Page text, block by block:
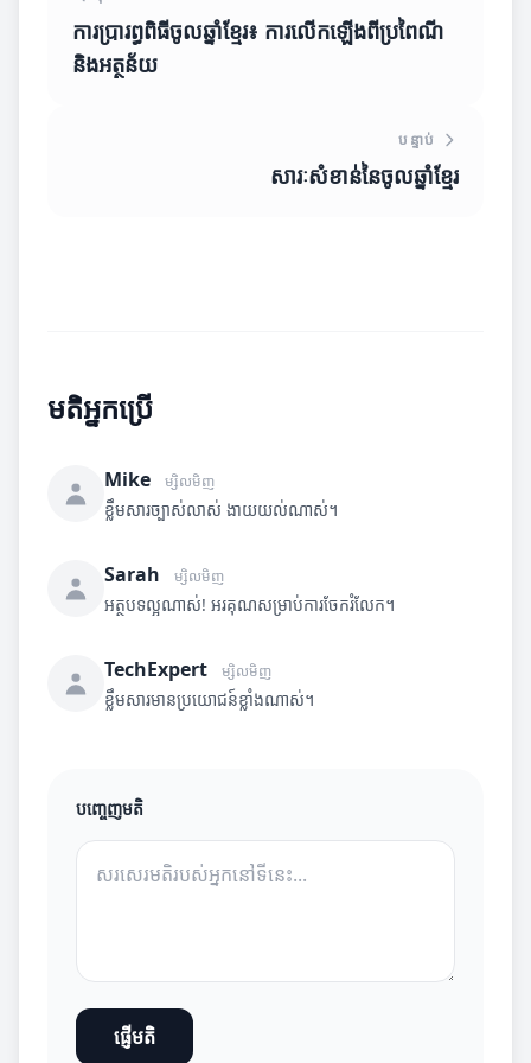
ការប្រារព្ធពិធីចូលឆ្នាំខ្មែរ៖ ការលើកឡើងពីប្រពៃណី
និងអត្ថន័យ
បន្ទាប់
សារៈសំខាន់នៃចូលឆ្នាំខ្មែរ
មតិអ្នកប្រើ
Mike ម្សិលមិញ
ខ្លឹមសារច្បាស់លាស់ ងាយយល់ណាស់។
Sarah ម្សិលមិញ
អត្ថបទល្អណាស់! អរគុណសម្រាប់ការចែករំលែក។
TechExpert ម្សិលមិញ
ខ្លឹមសារមានប្រយោជន៍ខ្លាំងណាស់។
បញ្ចេញមតិ
ផ្ញើមតិ